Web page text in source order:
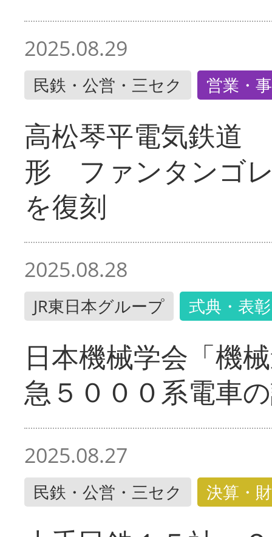
2025.08.29
民鉄・公営・三セク 営業・
高松琴平電気鉄道
形 ファンタンゴ
を復刻
2025.08.28
JR東日本グループ 式典・表彰
日本機械学会「機
急５０００系電車
2025.08.27
民鉄・公営・三セク 決算・